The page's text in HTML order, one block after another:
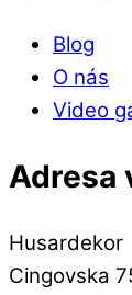
Blog
O nás
Video
Adresa
Husardekor
Cingovska